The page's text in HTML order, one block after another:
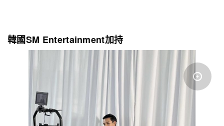
韓國SM Entertainment加持